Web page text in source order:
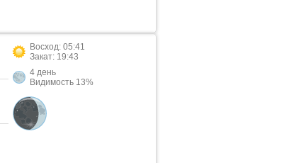
Восход: 05:41
Закат: 19:43
4 день
Видимость 13%